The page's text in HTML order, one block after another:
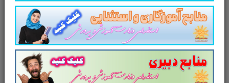
صفحه در قالب فایلpdfقابل چاپ با کیفیت
عالی جهت انسجام ذهنی، خودآزمایی و مطالعه
سریع داوطلبین شرکت کنندهدر آزمون استخدامی
وزارت آموزش و پرورش
مطابق با دفترچه راهنمای
ثبت نام و مطابق با سرفصل های اعلام شده در